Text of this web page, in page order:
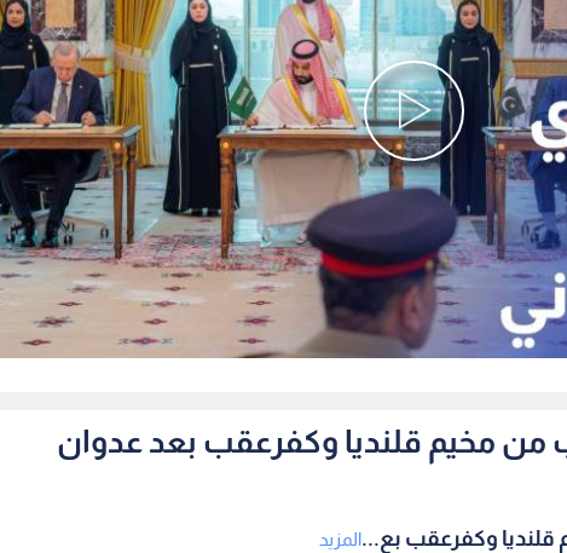
من مخيم قلنديا وكفرعقب بعد عدوان
وكفرعقب بع...المزيد